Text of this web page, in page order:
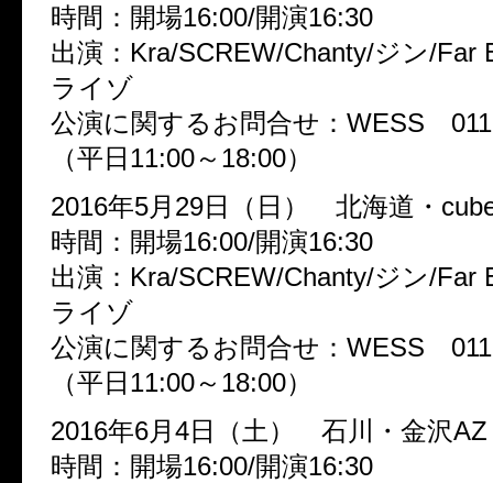
時間：開場16:00/開演16:30
出演：Kra/SCREW/Chanty/ジン/Far
ライゾ
公演に関するお問合せ：WESS
（平日11:00～18:00）
2016年5月29日（日） 北海道・
時間：開場16:00/開演16:30
出演：Kra/SCREW/Chanty/ジン/Far
ライゾ
公演に関するお問合せ：WESS
（平日11:00～18:00）
2016年6月4日（土） 石川・金沢AZ
時間：開場16:00/開演16:30